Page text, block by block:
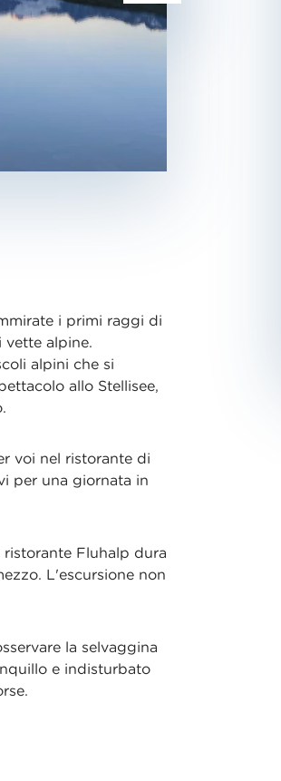
i primi raggi di
vette alpine.
alpini che si
allo Stellisee,
voi nel ristorante di
per una giornata in
Fluhalp dura
L'escursione non
la selvaggina
e indisturbato